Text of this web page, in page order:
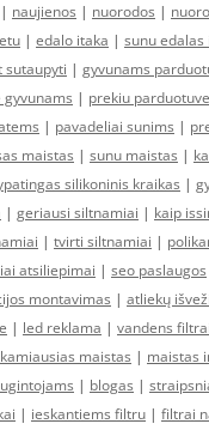
| naujienos | nuorodos |
| edalo itaka | sunu edalas
sutaupyti | gyvunams
| prekiu parduotuve
| pavadeliai sunims |
maistas | sunu maistas |
silikoninis kraikas |
| geriausi siltnamiai | kaip
| tvirti siltnamiai |
atsiliepimai | seo paslaugos
montavimas | atliekų
| led reklama | vandens filtrai
maistas | maistas
| blogas |
| ieskantiems filtru | filtrai